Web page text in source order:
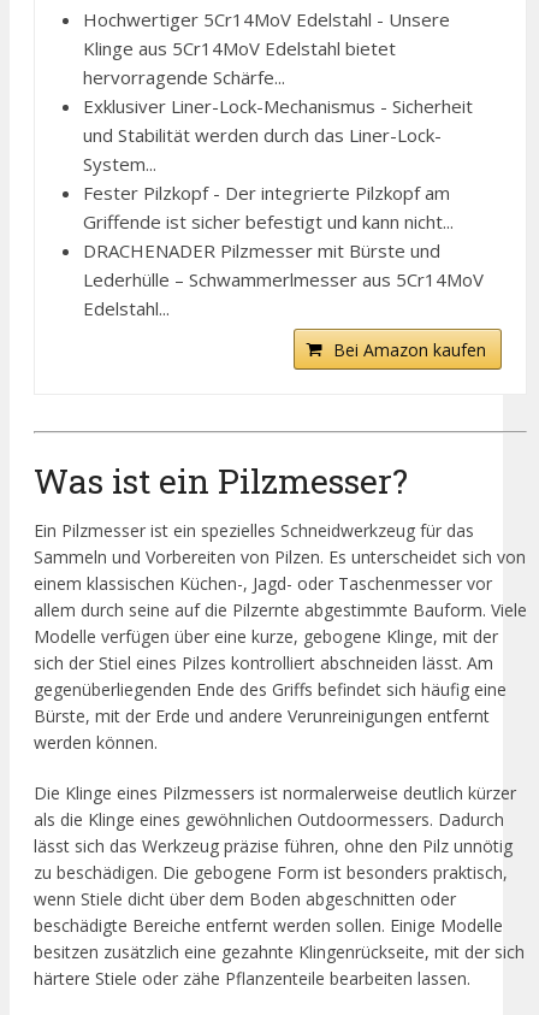
Hochwertiger 5Cr14MoV Edelstahl - Unsere
Klinge aus 5Cr14MoV Edelstahl bietet
hervorragende Schärfe...
Exklusiver Liner-Lock-Mechanismus - Sicherheit
und Stabilität werden durch das Liner-Lock-
System...
Fester Pilzkopf - Der integrierte Pilzkopf am
Griffende ist sicher befestigt und kann nicht...
DRACHENADER Pilzmesser mit Bürste und
Lederhülle – Schwammerlmesser aus 5Cr14MoV
Edelstahl...
Bei Amazon kaufen
Was ist ein Pilzmesser?
Ein Pilzmesser ist ein spezielles Schneidwerkzeug für das
Sammeln und Vorbereiten von Pilzen. Es unterscheidet sich von
einem klassischen Küchen-, Jagd- oder Taschenmesser vor
allem durch seine auf die Pilzernte abgestimmte Bauform. Viele
Modelle verfügen über eine kurze, gebogene Klinge, mit der
sich der Stiel eines Pilzes kontrolliert abschneiden lässt. Am
gegenüberliegenden Ende des Griffs befindet sich häufig eine
Bürste, mit der Erde und andere Verunreinigungen entfernt
werden können.
Die Klinge eines Pilzmessers ist normalerweise deutlich kürzer
als die Klinge eines gewöhnlichen Outdoormessers. Dadurch
lässt sich das Werkzeug präzise führen, ohne den Pilz unnötig
zu beschädigen. Die gebogene Form ist besonders praktisch,
wenn Stiele dicht über dem Boden abgeschnitten oder
beschädigte Bereiche entfernt werden sollen. Einige Modelle
besitzen zusätzlich eine gezahnte Klingenrückseite, mit der sich
härtere Stiele oder zähe Pflanzenteile bearbeiten lassen.